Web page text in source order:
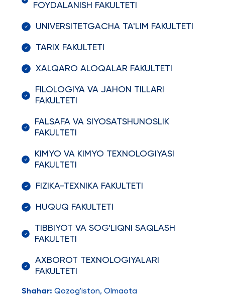
FOYDALANISH FAKULTETI
UNIVERSITETGACHA TA'LIM FAKULTETI
TARIX FAKULTETI
XALQARO ALOQALAR FAKULTETI
FILOLOGIYA VA JAHON TILLARI
FAKULTETI
FALSAFA VA SIYOSATSHUNOSLIK
FAKULTETI
KIMYO VA KIMYO TEXNOLOGIYASI
FAKULTETI
FIZIKA-TEXNIKA FAKULTETI
HUQUQ FAKULTETI
TIBBIYOT VA SOG'LIQNI SAQLASH
FAKULTETI
AXBOROT TEXNOLOGIYALARI
FAKULTETI
Shahar: Qozog'iston, Olmaota